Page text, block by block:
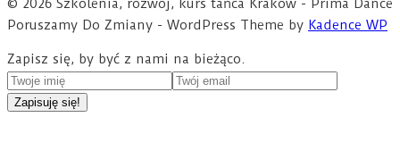
© 2026 Szkolenia, rozwój, kurs tańca Kraków - Prima Dance
Poruszamy Do Zmiany - WordPress Theme by Kadence WP
Zapisz się, by być z nami na bieżąco.